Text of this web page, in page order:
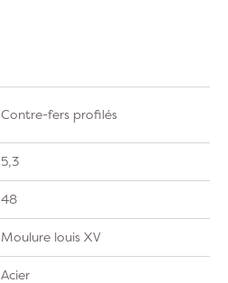
Contre-fers profilés
5,3
48
Moulure louis XV
Acier